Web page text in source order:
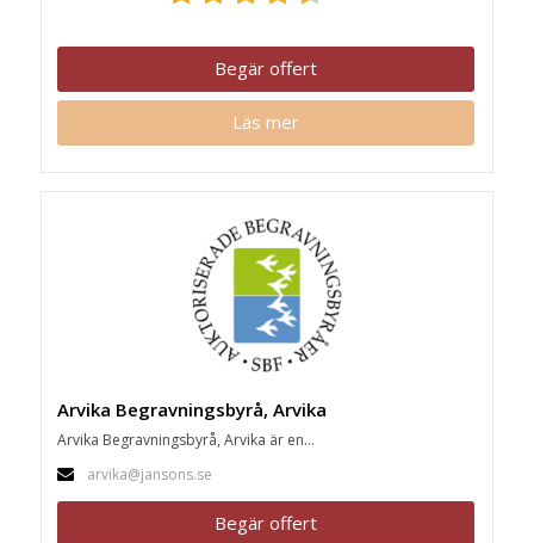
Begär offert
Läs mer
Arvika Begravningsbyrå, Arvika
Arvika Begravningsbyrå, Arvika är en...
arvika@jansons.se
Begär offert